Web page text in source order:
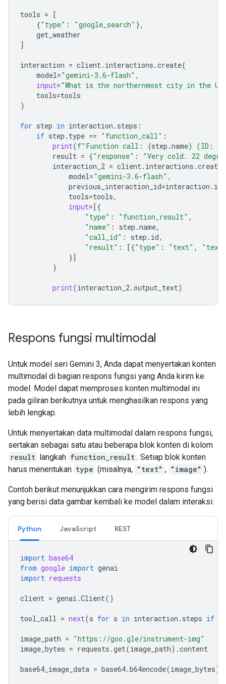
tools =
[
{"type" : "google_search" },
get_weather
]
interaction = client. interactions .create(
model="gemini-3.6-flash" ,
input="What is the northernmost city in the
tools=tools
)
for step in interaction . steps :
if step . type == "function_call" :
print(f"Function call: {step .name} (ID:
result = {"response" :
"Very cold. 22
interaction_2 = client. interactions .create
model="gemini-3.6-flash" ,
previous_interaction_id=interaction . id
tools=tools,
input= [{
"type" : "function_result" ,
"name" : step .name,
"call_id" : step . id,
"result" : [{"type" : "text" ,
}]
)
print(interaction_2.output_text)
Respons fungsi multimodal
Untuk model seri Gemini 3, Anda dapat menyertakan konten
multimodal di bagian respons fungsi yang Anda kirim ke
model. Model dapat memproses konten multimodal ini
pada giliran berikutnya untuk menghasilkan respons yang
lebih lengkap.
Untuk menyertakan data multimodal dalam respons fungsi,
sertakan sebagai satu atau beberapa blok konten di kolom
result
langkah function_result . Setiap blok konten
harus menentukan type (misalnya, "text" , "image" ).
Contoh berikut menunjukkan cara mengirim respons fungsi
yang berisi data gambar kembali ke model dalam interaksi:
Python JavaScript REST
import base64
from google import genai
import requests
client = genai .Client()
tool_call = next(s for s in interaction . steps if
image_path = "https://goo.gle/instrument-img"
image_bytes = requests .get(image_path) .content
base64_image_data = base64.b64encode(image_bytes)